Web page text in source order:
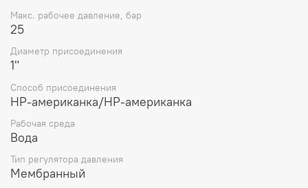
право в любой момент без обязательного извещения
вносить изменения в дизайн и технические
свойств товара.
Макс. рабочее давление, бар
25
Диаметр присоединения
1"
Способ присоединения
НР-американка/НР-американка
Рабочая среда
Вода
Тип регулятора давления
Мембранный